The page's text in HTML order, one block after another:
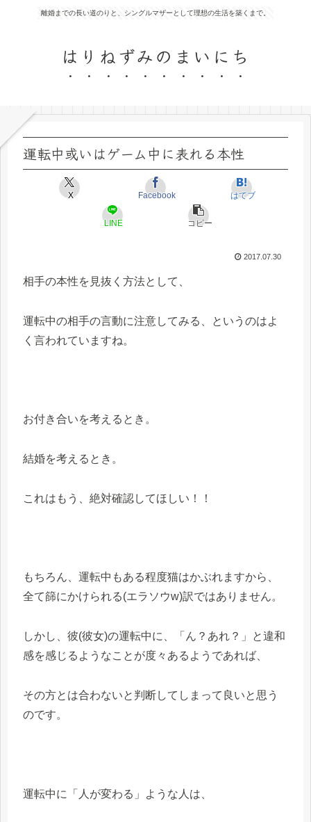
離婚までの長い道のりと、シングルマザーとして理想の生活を築くまで。
はりねずみのまいにち
運転中或いはゲーム中に表れる本性
X Facebook はてブ
LINE コピー
2017.07.30
相手の本性を見抜く方法として、
運転中の相手の言動に注意してみる、というのはよ
く言われていますね。
お付き合いを考えるとき。
結婚を考えるとき。
これはもう、絶対確認してほしい！！
もちろん、運転中もある程度猫はかぶれますから、
全て篩にかけられる(エラソウw)訳ではありません。
しかし、彼(彼女)の運転中に、「ん？あれ？」と違和
感を感じるようなことが度々あるようであれば、
その方とは合わないと判断してしまって良いと思う
のです。
運転中に「人が変わる」ような人は、